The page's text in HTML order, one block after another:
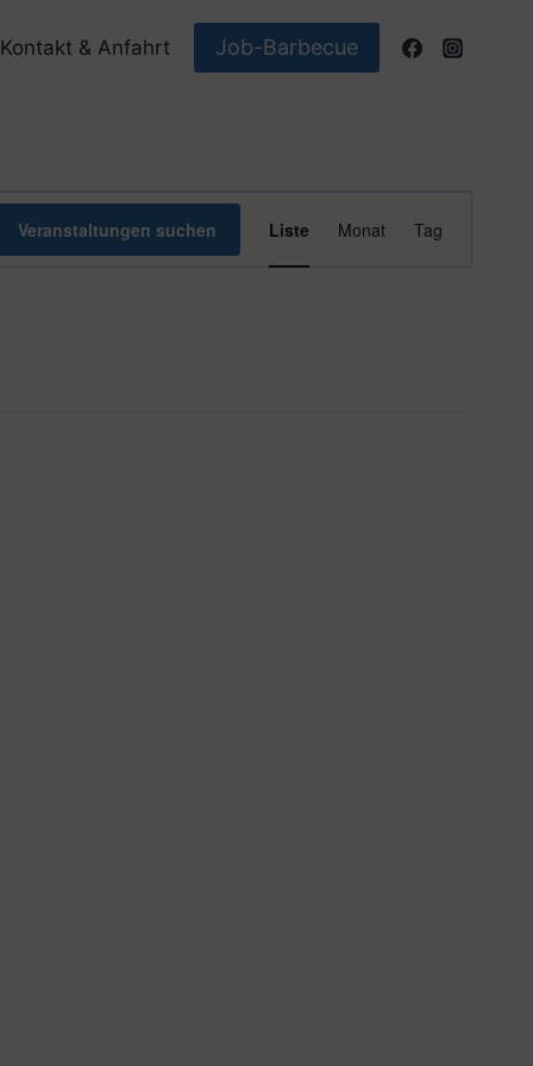
Kontakt & Anfahrt Job-Barbecue
Veranstaltungen suchen Liste Monat Tag